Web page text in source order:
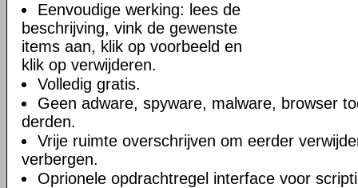
Eenvoudige werking: lees de
beschrijving, vink de gewenste
items aan, klik op voorbeeld en
klik op verwijderen.
Volledig gratis.
Geen adware, spyware, malware, browser
derden.
Vrije ruimte overschrijven om eerder
verbergen.
Oprionele opdrachtregel interface voor